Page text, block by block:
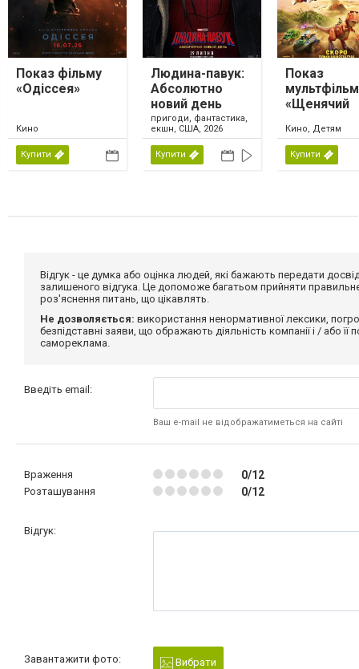
Показ фільму
«Одіссея»
Кино
Купити
Людина-павук:
Абсолютно
новий день
пригоди, фантастика,
екшн, США, 2026
Купити
Показ
«Щенячий
Кино, Детям
Купити
Відгук - це думка або оцінка людей, які бажають передати
залишеного відгука. Це допоможе багатьом прийняти
роз'яснення питань, що цікавлять.
Не дозволяється: використання ненормативної лексики,
безпідставні заяви, що ображають діяльність компанії і / або
самореклама.
Введіть email:
Ваш e-mail не відображатиметься на сайті
Враження 0/12
Розташування 0/12
Відгук:
Завантажити фото: Вибрати